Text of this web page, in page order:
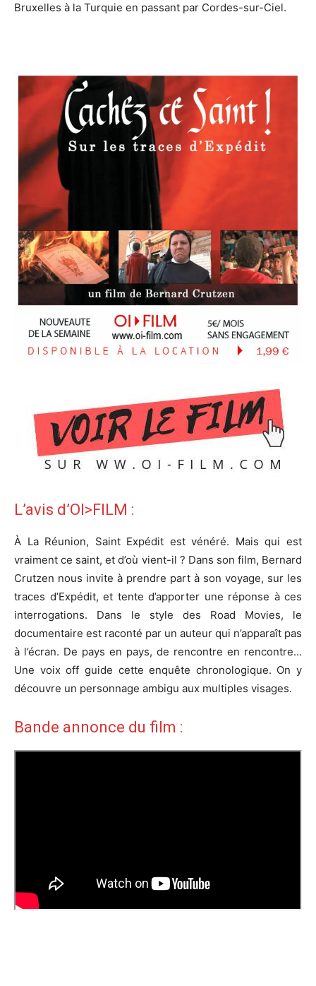
Bruxelles à la Turquie en passant par Cordes-sur-Ciel.
L’avis d’OI>FILM :
À La Réunion, Saint Expédit est vénéré. Mais qui est
vraiment ce saint, et d’où vient-il ? Dans son film, Bernard
Crutzen nous invite à prendre part à son voyage, sur les
traces d’Expédit, et tente d’apporter une réponse à ces
interrogations. Dans le style des Road Movies, le
documentaire est raconté par un auteur qui n’apparaît pas
à l’écran. De pays en pays, de rencontre en rencontre…
Une voix off guide cette enquête chronologique. On y
découvre un personnage ambigu aux multiples visages.
Bande annonce du film :